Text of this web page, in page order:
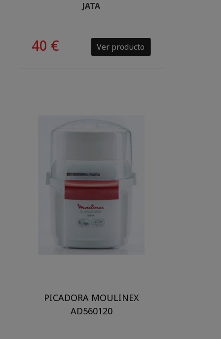
JATA
40 € Ver producto
PICADORA MOULINEX
AD560120